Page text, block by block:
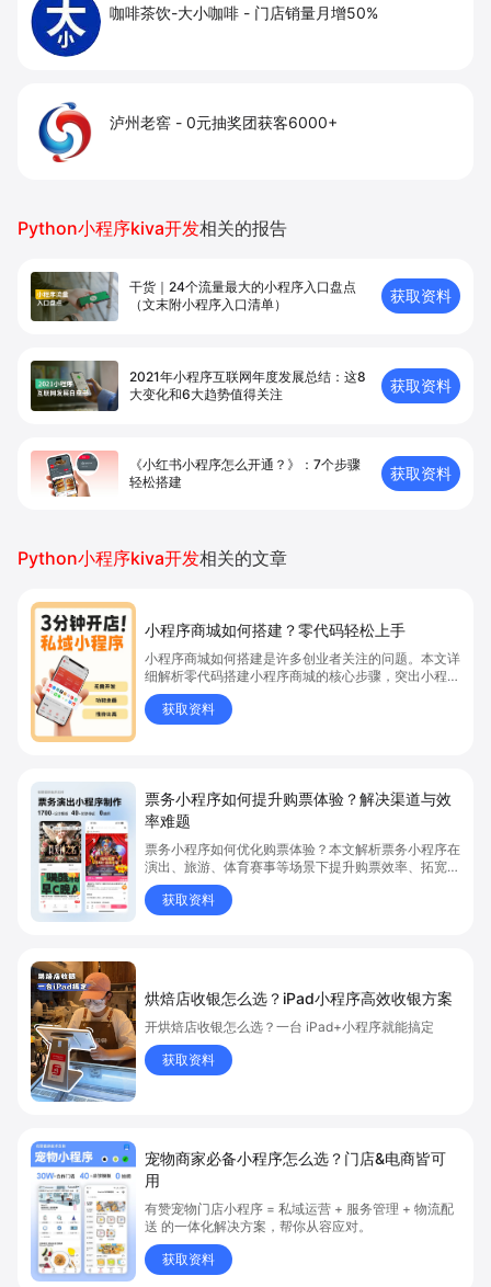
咖啡茶饮-大小咖啡 - 门店销量月增50%
泸州老窖 - 0元抽奖团获客6000+
Python小程序kiva开发相关的报告
干货｜24个流量最大的小程序入口盘点
（文末附小程序入口清单）
获取资料
2021年小程序互联网年度发展总结：这8
大变化和6大趋势值得关注
获取资料
《小红书小程序怎么开通？》：7个步骤
轻松搭建
获取资料
Python小程序kiva开发相关的文章
小程序商城如何搭建？零代码轻松上手
小程序商城如何搭建是许多创业者关注的问题。本文详
细解析零代码搭建小程序商城的核心步骤，突出小程序
商城、商城搭建与零代码开店优势，帮助你轻松实现商
品上架、全渠道销售及高效会员运营，快速开启线上卖
货新模式。点击获取详细操作指南！
获取资料
票务小程序如何提升购票体验？解决渠道与效
率难题
票务小程序如何优化购票体验？本文解析票务小程序在
演出、旅游、体育赛事等场景下提升购票效率、拓宽销
售渠道、实现会员精准营销的具体方式。关键词包括
“票务小程序”、“购票体验”、“购票效率”。
获取资料
烘焙店收银怎么选？iPad小程序高效收银方案
开烘焙店收银怎么选？一台 iPad+小程序就能搞定
获取资料
宠物商家必备小程序怎么选？门店&电商皆可
用
有赞宠物门店小程序 = 私域运营 + 服务管理 + 物流配
送 的一体化解决方案，帮你从容应对。
获取资料